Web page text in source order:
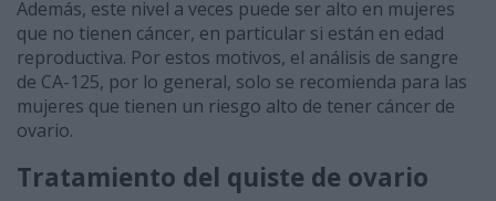
Además, este nivel a veces puede ser alto en mujeres
que no tienen cáncer, en particular si están en edad
reproductiva. Por estos motivos, el análisis de sangre
de CA-125, por lo general, solo se recomienda para las
mujeres que tienen un riesgo alto de tener cáncer de
ovario.
Tratamiento del quiste de ovario